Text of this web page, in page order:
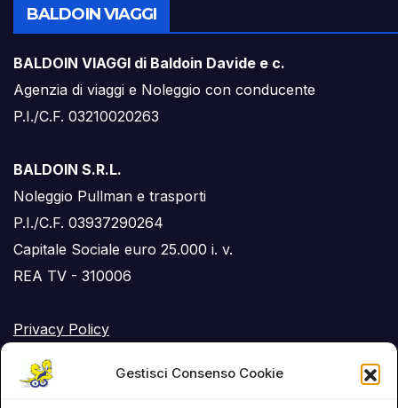
Gestisci Consenso Cookie
BALDOIN VIAGGI
BALDOIN VIAGGI di Baldoin Davide e c.
Agenzia di viaggi e Noleggio con conducente
P.I./C.F. 03210020263
BALDOIN S.R.L.
Noleggio Pullman e trasporti
P.I./C.F. 03937290264
Capitale Sociale euro 25.000 i. v.
REA TV - 310006
Privacy Policy
Cookie Policy (UE)
RSS Feed